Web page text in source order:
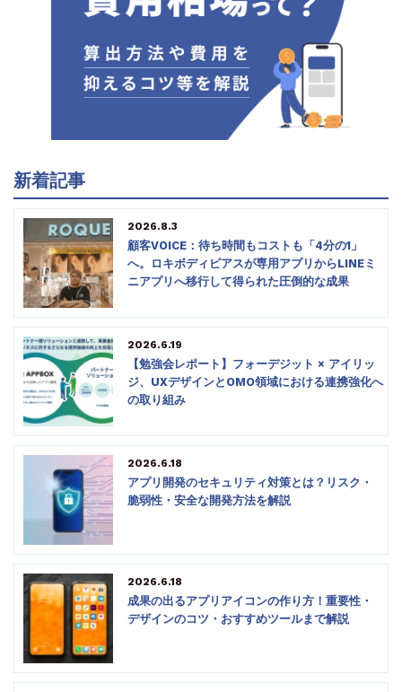
新着記事
2026.8.3
顧客VOICE：待ち時間もコストも「4分の1」
へ。ロキボディピアスが専用アプリからLINEミ
ニアプリへ移行して得られた圧倒的な成果
2026.6.19
【勉強会レポート】フォーデジット × アイリッ
ジ、UXデザインとOMO領域における連携強化へ
の取り組み
2026.6.18
アプリ開発のセキュリティ対策とは？リスク・
脆弱性・安全な開発方法を解説
2026.6.18
成果の出るアプリアイコンの作り方！重要性・
デザインのコツ・おすすめツールまで解説